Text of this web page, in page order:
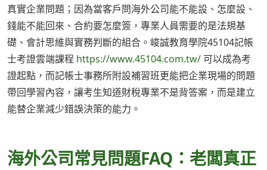
真實企業問題；因為當客戶問海外公司能不能設、怎麼設、
錢能不能回來、合約要怎麼簽，專業人員需要的是法規基
礎、會計思維與實務判斷的組合。峻誠教育學院45104記帳
士考證雲端課程 https://www.45104.com.tw/ 可以成為考
證起點，而記帳士事務所附設補習班更能把企業現場的問題
帶回學習內容，讓考生知道財稅專業不是背答案，而是建立
能替企業減少錯誤決策的能力。
海外公司常見問題FAQ：老闆真正